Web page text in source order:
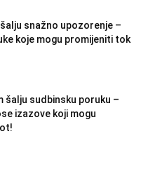
snažno upozorenje –
koje mogu promijeniti tok
šalju sudbinsku poruku –
izazove koji mogu